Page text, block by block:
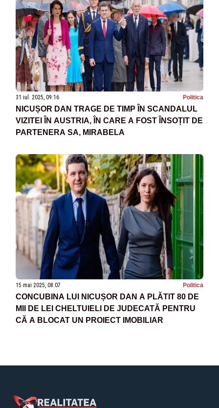
31 iul. 2025, 09:16 Politica
NICUȘOR DAN TRAGE DE TIMP ÎN SCANDALUL
VIZITEI ÎN AUSTRIA, ÎN CARE A FOST ÎNSOȚIT DE
PARTENERA SA, MIRABELA
15 mai 2025, 08:07 Politica
CONCUBINA LUI NICUȘOR DAN A PLĂTIT 80 DE
MII DE LEI CHELTUIELI DE JUDECATĂ PENTRU
CĂ A BLOCAT UN PROIECT IMOBILIAR